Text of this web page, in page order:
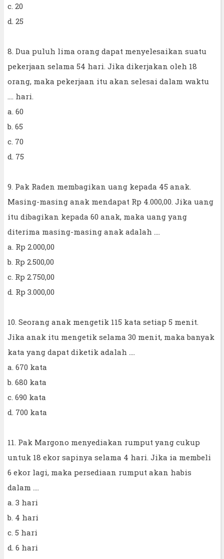
c. 20
d. 25
8. Dua puluh lima orang dapat menyelesaikan suatu
pekerjaan selama 54 hari. Jika dikerjakan oleh 18
orang, maka pekerjaan itu akan selesai dalam waktu
.... hari.
a. 60
b. 65
c. 70
d. 75
9. Pak Raden membagikan uang kepada 45 anak.
Masing-masing anak mendapat Rp 4.000,00. Jika uang
itu dibagikan kepada 60 anak, maka uang yang
diterima masing-masing anak adalah ....
a. Rp 2.000,00
b. Rp 2.500,00
c. Rp 2.750,00
d. Rp 3.000,00
10. Seorang anak mengetik 115 kata setiap 5 menit.
Jika anak itu mengetik selama 30 menit, maka banyak
kata yang dapat diketik adalah ....
a. 670 kata
b. 680 kata
c. 690 kata
d. 700 kata
11. Pak Margono menyediakan rumput yang cukup
untuk 18 ekor sapinya selama 4 hari. Jika ia membeli
6 ekor lagi, maka persediaan rumput akan habis
dalam ....
a. 3 hari
b. 4 hari
c. 5 hari
d. 6 hari